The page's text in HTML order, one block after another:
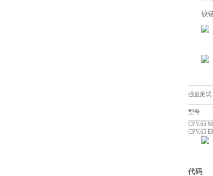
铰
强度测试
型号
CFV.65
CFV.65
代码